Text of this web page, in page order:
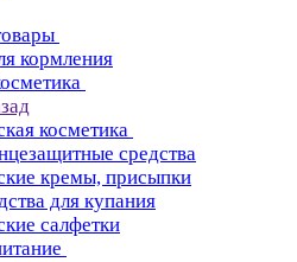
кормления
косметика
средства
кремы, присыпки
для купания
салфетки